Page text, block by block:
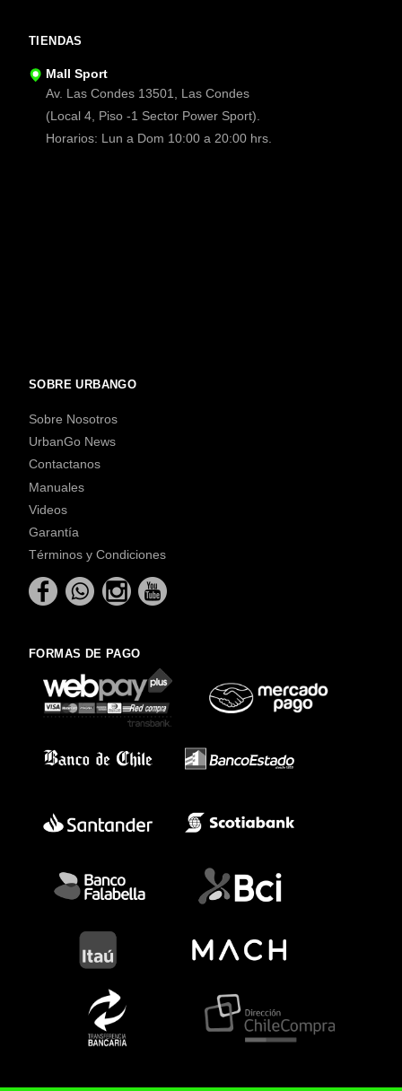
TIENDAS
Mall Sport
Av. Las Condes 13501, Las Condes
(Local 4, Piso -1 Sector Power Sport).
Horarios: Lun a Dom 10:00 a 20:00 hrs.
SOBRE URBANGO
Sobre Nosotros
UrbanGo News
Contactanos
Manuales
Videos
Garantía
Términos y Condiciones
FORMAS DE PAGO